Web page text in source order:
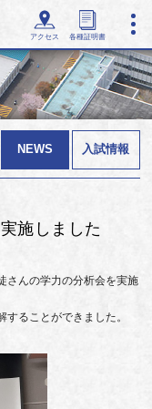
アクセス 各種証明書
NEWS 入試情報
施しました
さんの学力の分析会を実施
ることができました。